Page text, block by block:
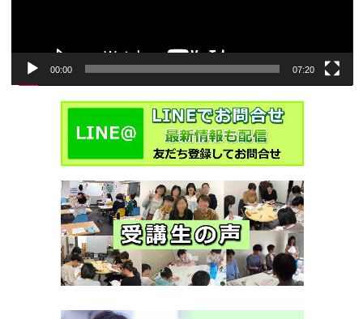
00:00 07:20